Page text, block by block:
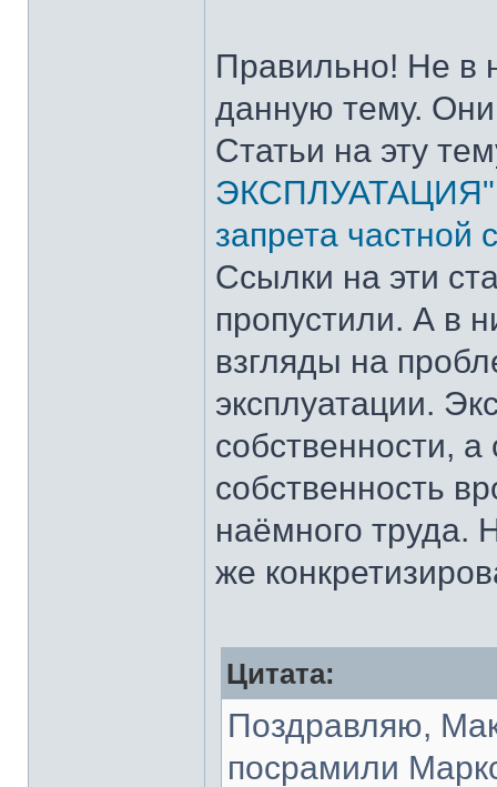
Правильно! Не в
данную тему.
Статьи на эту
ЭКСПЛУАТАЦИЯ"
запрета частной
Ссылки на эти
пропустили. А в
взгляды на
эксплуатации.
собственности,
собственность
наёмного труда.
же
Цитата:
Поздравляю,
посрамили